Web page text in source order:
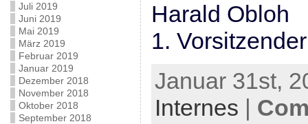
Juli 2019
Juni 2019
Mai 2019
März 2019
Februar 2019
Januar 2019
Dezember 2018
November 2018
Oktober 2018
September 2018
Harald Obloh
1. Vorsitzender
Januar 31st,
Internes |